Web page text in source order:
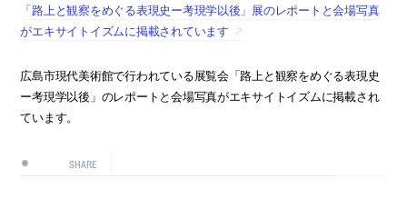
「路上と観察をめぐる表現史ー考現学以後」展のレポートと会場写真
がエキサイトイズムに掲載されています
広島市現代美術館で行われている展覧会「路上と観察をめぐる表現史
ー考現学以後」のレポートと会場写真がエキサイトイズムに掲載され
ています。
SHARE